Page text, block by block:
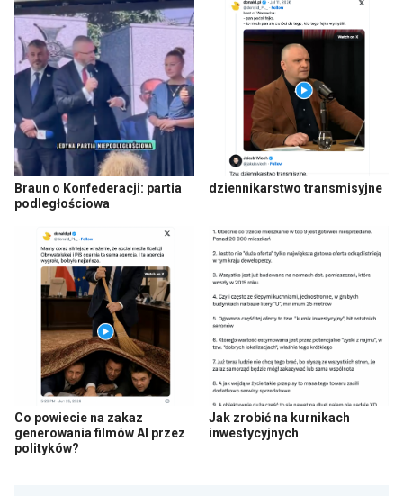
Braun o Konfederacji: partia
podległościowa
dziennikarstwo transmisyjne
Co powiecie na zakaz
generowania filmów AI przez
polityków?
Jak zrobić na kurnikach
inwestycyjnych